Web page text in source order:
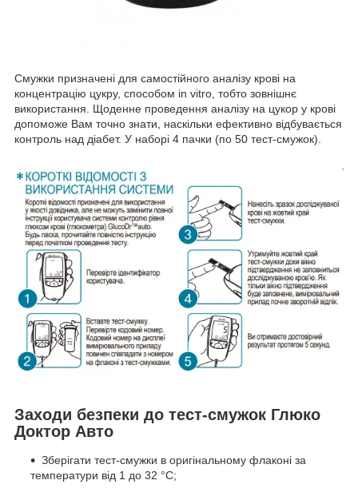
Смужки призначені для самостійного аналізу крові на
концентрацію цукру, способом in vitro, тобто зовнішнє
використання. Щоденне проведення аналізу на цукор у крові
допоможе Вам точно знати, наскільки ефективно відбувається
контроль над діабет. У наборі 4 пачки (по 50 тест-смужок).
Заходи безпеки до тест-смужок Глюко
Доктор Авто
Зберігати тест-смужки в оригінальному флаконі за
температури від 1 до 32 °C;